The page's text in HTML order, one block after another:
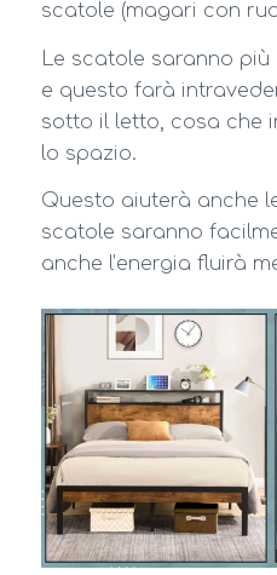
scatole (magari con
Le scatole saranno
e questo farà
sotto il letto, cosa che
lo spazio.
Questo aiuterà anche
scatole saranno
anche l’energia fluirà